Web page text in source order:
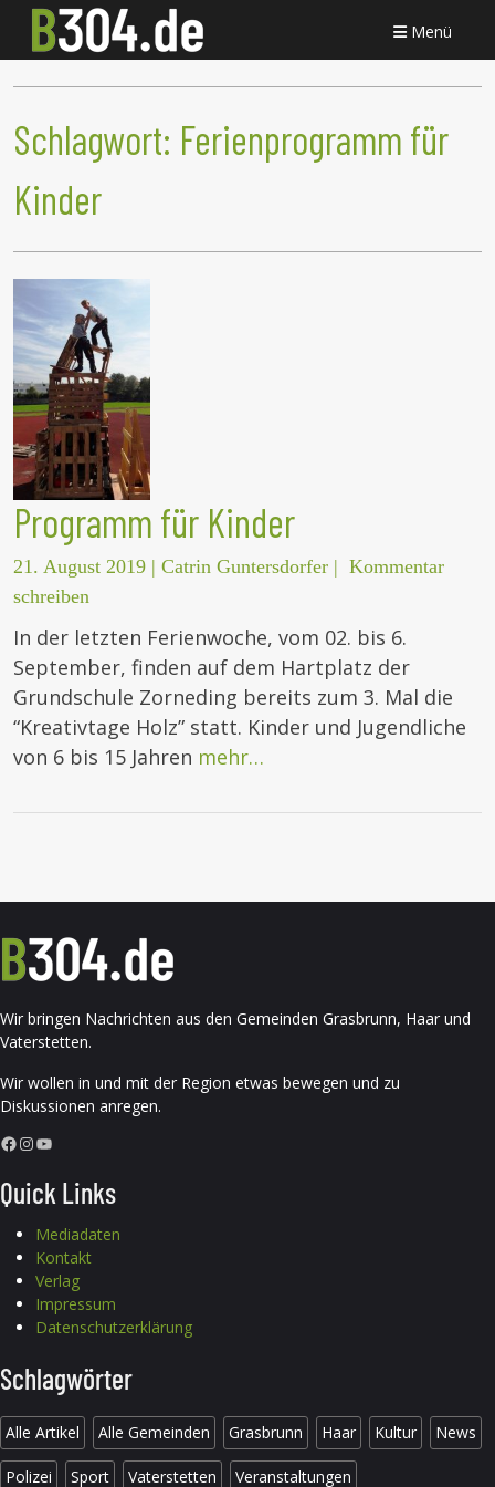
Menü
Schlagwort: Ferienprogramm für
Kinder
Programm für Kinder
21. August 2019 | Catrin Guntersdorfer | Kommentar
schreiben
In der letzten Ferienwoche, vom 02. bis 6.
September, finden auf dem Hartplatz der
Grundschule Zorneding bereits zum 3. Mal die
“Kreativtage Holz” statt. Kinder und Jugendliche
von 6 bis 15 Jahren mehr…
Wir bringen Nachrichten aus den Gemeinden Grasbrunn, Haar und
Vaterstetten.
Wir wollen in und mit der Region etwas bewegen und zu
Diskussionen anregen.
Facebook InstagramYouTube
Quick Links
Mediadaten
Kontakt
Verlag
Impressum
Datenschutzerklärung
Schlagwörter
Alle Artikel Alle Gemeinden Grasbrunn Haar Kultur News
Polizei Sport Vaterstetten Veranstaltungen